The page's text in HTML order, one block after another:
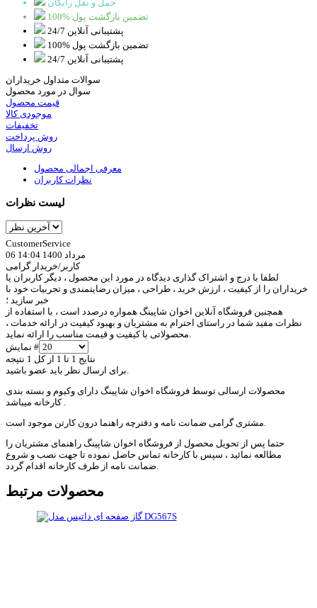
حمل و نقل رایگان
100% تضمین بازگشت پول
پشتیبانی آنلاین 24/7
100% تضمین بازگشت پول
پشتیبانی آنلاین 24/7
سوالات متداول خریداران
سوال در مورد محصول
قیمت محصول
موجودی کالا
تخفیفات
روش پرداخت
روش ارسال
معرفی اجمالی محصول
نظرات کاربران
لیست نظرات
CustomerService
06 مرداد 1400 14:04
کاربر/خریدار گرامی
لطفا با درج و اشتراک گذاری دیدگاه در مورد این محصول ، دیگر کاربران یا
خریداران را از کیفیت ، ارزش خرید ، طراحی ، میزان رضایتمندی و تجربیات خود با
خبر سازید ؛
همچنین فروشگاه آنلاین اخوان شاپینگ همواره درصدد است ، با استفاده از
نظرات مفید شما در راستای احترام به مشتریان و بهبود کیفیت در ارائه خدمات ،
نمایش #
نتایج 1 تا 1 از کل 1 نتیجه
محصولات ارسالی توسط فروشگاه اخوان شاپینگ دارای وکیوم و بسته بندی
کارخانه میباشد .
حتما پس از تحویل محصول از فروشگاه اخوان شاپینگ راهنمای مشتریان را
مطالعه نمائید ، سپس با کارخانه تماس حاصل نموده تا جهت نصب و شروع
محصولات مرتبط